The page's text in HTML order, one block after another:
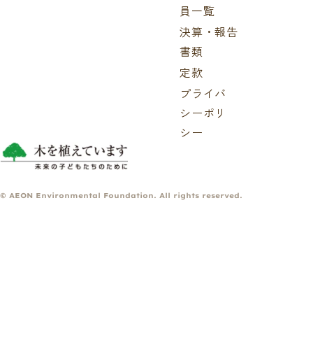
員一覧
決算・報告
書類
定款
プライバ
シーポリ
シー
© AEON Environmental Foundation. All rights reserved.